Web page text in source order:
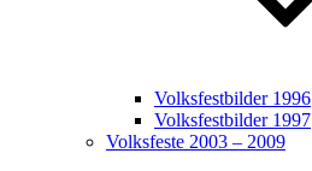
Volksfestbilder 1996
Volksfestbilder 1997
Volksfeste 2003 – 2009